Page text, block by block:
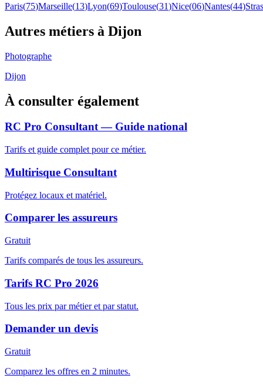
Paris(75)Marseille(13)Lyon(69)Toulouse(31)Nice(06)Nantes(44)
Autres métiers à Dijon
Photographe
Dijon
À consulter également
RC Pro Consultant — Guide national
Tarifs et guide complet pour ce métier.
Multirisque Consultant
Protégez locaux et matériel.
Comparer les assureurs
Gratuit
Tarifs comparés de tous les assureurs.
Tarifs RC Pro 2026
Tous les prix par métier et par statut.
Demander un devis
Gratuit
Comparez les offres en 2 minutes.